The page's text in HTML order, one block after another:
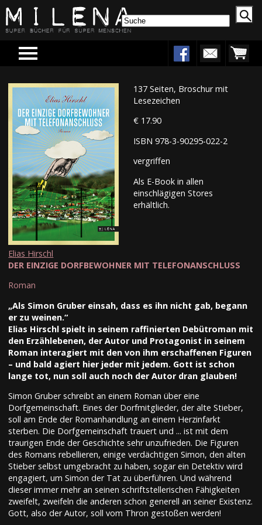
Menu
137 Seiten, Broschur mit
Lesezeichen
€ 17.90
ISBN 978-3-90295-022-2
vergriffen
Als E-Book in allen
einschlägigen Stores
erhältlich.
Elias Hirschl
DER EINZIGE DORFBEWOHNER MIT TELEFONANSCHLUSS
Roman
„Als Simon Gruber einsah, dass es ihn nicht gab, begann
er zu weinen.“
Elias Hirschl spielt in seinem raffinierten Debütroman mit
den Erzählebenen, der Autor und Protagonist in seinem
Roman interagiert mit den von ihm erschaffenen Figuren
– und bald agiert hier jeder mit jedem. Gott ist schon
lange tot, nun soll auch noch der Autor dran glauben!
Simon Gruber schreibt an einem Roman über eine
Dorfgemeinschaft. Eines der Dorfmitglieder, der alte Stieber,
soll am Ende der Romanhandlung an einem Herzinfarkt
sterben. Die Dorfgemeinschaft trauert und ... ist mit dem
traurigen Ende der Geschichte sehr unzufrieden. Die Figuren
des Romans rebellieren, einige verdächtigen Simon, den alten
Stieber selbst umgebracht zu haben, sogar ein Detektiv wird
engagiert, um Simon der Tat zu überführen. Und während
dieser immer mehr an seinen schriftstellerischen Fähigkeiten
zweifelt, zweifeln die anderen schon generell an seiner Existenz.
Gott, also der Autor, soll vom Thron gestoßen werden!